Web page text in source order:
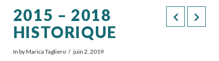
2015 – 2018
HISTORIQUE
In by Marica Tagliero juin 2, 2019